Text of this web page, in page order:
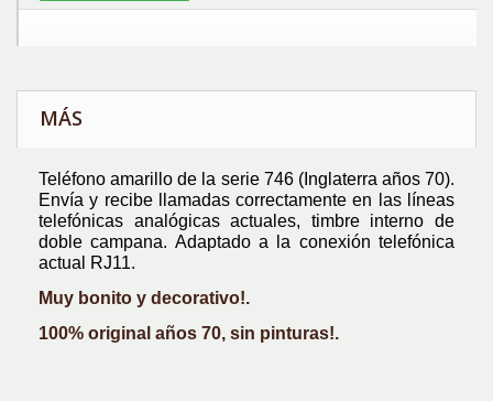
MÁS
Teléfono amarillo de la serie 746 (Inglaterra años 70).
Envía y recibe llamadas correctamente en las líneas
telefónicas analógicas actuales, timbre interno de
doble campana. Adaptado a la conexión telefónica
actual RJ11.
Muy bonito y decorativo!.
100% original años 70, sin pinturas!.